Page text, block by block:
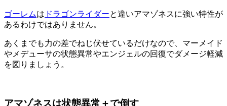
ゴーレムは ドラゴンライダーと違いアマゾネスに強い特性が
あるわけではありません。
あくまでも力の差でねじ伏せているだけなので、マーメイド
やメデューサの状態異常やエンジェルの回復でダメージ軽減
を図りましょう。
アマゾネスは状態異常＋で倒す